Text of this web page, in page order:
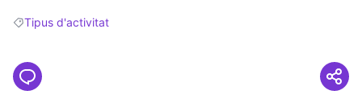
Resultats en filtrar per: Tipus d'activitat
Tipus d'activitat